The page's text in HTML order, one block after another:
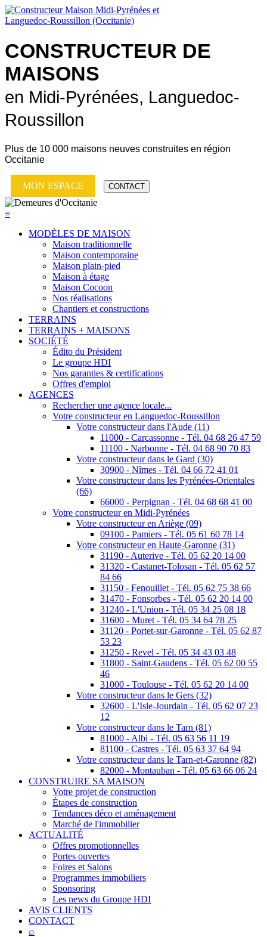
CONSTRUCTEUR DE
MAISONS
en Midi-Pyrénées, Languedoc-
Roussillon
Plus de 10 000 maisons neuves construites en région
Occitanie
MON ESPACE CONTACT
≡
MODÈLES DE MAISON
Maison traditionnelle
Maison contemporaine
Maison plain-pied
Maison à étage
Maison Cocoon
Nos réalisations
Chantiers et constructions
TERRAINS
TERRAINS + MAISONS
SOCIÉTÉ
Édito du Président
Le groupe HDI
Nos garanties & certifications
Offres d'emploi
AGENCES
Rechercher une agence locale...
Votre constructeur en Languedoc-Roussillon
Votre constructeur dans l'Aude (11)
11000 - Carcassonne - Tél. 04 68 26 47 59
11100 - Narbonne - Tél. 04 68 90 70 83
Votre constructeur dans le Gard (30)
30900 - Nîmes - Tél. 04 66 72 41 01
Votre constructeur dans les Pyrénées-Orientales
(66)
66000 - Perpignan - Tél. 04 68 68 41 00
Votre constructeur en Midi-Pyrénées
Votre constructeur en Ariège (09)
09100 - Pamiers - Tél. 05 61 60 78 14
Votre constructeur en Haute-Garonne (31)
31190 - Auterive - Tél. 05 62 20 14 00
31320 - Castanet-Tolosan - Tél. 05 62 57
84 66
31150 - Fenouillet - Tél. 05 62 75 38 66
31470 - Fonsorbes - Tél. 05 62 20 14 00
31240 - L'Union - Tél. 05 34 25 08 18
31600 - Muret - Tél. 05 34 64 78 25
31120 - Portet-sur-Garonne - Tél. 05 62 87
53 23
31250 - Revel - Tél. 05 34 43 03 48
31800 - Saint-Gaudens - Tél. 05 62 00 55
46
31000 - Toulouse - Tél. 05 62 20 14 00
Votre constructeur dans le Gers (32)
32600 - L'Isle-Jourdain - Tél. 05 62 07 23
12
Votre constructeur dans le Tarn (81)
81000 - Albi - Tél. 05 63 56 11 19
81100 - Castres - Tél. 05 63 37 64 94
Votre constructeur dans le Tarn-et-Garonne (82)
82000 - Montauban - Tél. 05 63 66 06 24
CONSTRUIRE SA MAISON
Votre projet de construction
Étapes de construction
Tendances déco et aménagement
Marché de l'immobilier
ACTUALITÉ
Offres promotionnelles
Portes ouvertes
Foires et Salons
Programmes immobiliers
Sponsoring
Les news du Groupe HDI
AVIS CLIENTS
CONTACT
⌕